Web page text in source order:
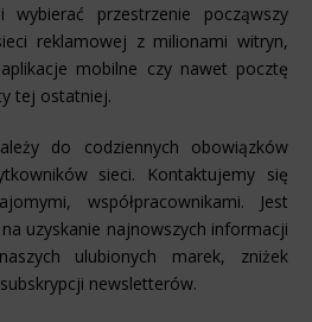
wybierać przestrzenie począwszy
reklamowej z milionami witryn,
mobilne czy nawet pocztę
tej ostatniej.
do codziennych obowiązków
sieci. Kontaktujemy się
współpracownikami. Jest
uzyskanie najnowszych informacji
ulubionych marek, zniżek
newsletterów.